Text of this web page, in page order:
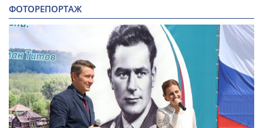
ФОТОРЕПОРТАЖ